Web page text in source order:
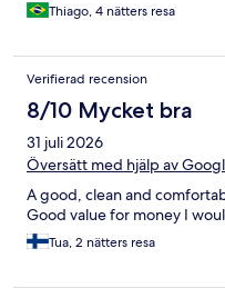
Thiago, 4 nätters resa
Verifierad recension
8/10 Mycket bra
31 juli 2026
Översätt med hjälp av
A good, clean and
Good value for money I
Tua, 2 nätters resa